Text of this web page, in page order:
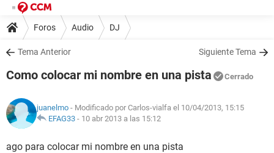
Foros Audio DJ
Tema Anterior Siguiente Tema
Como colocar mi nombre en una pista Cerrado
juanelmo - Modificado por Carlos-vialfa el 10/04/2013, 15:15
EFAG33 - 10 abr 2013 a las 15:12
ago para colocar mi nombre en una pista